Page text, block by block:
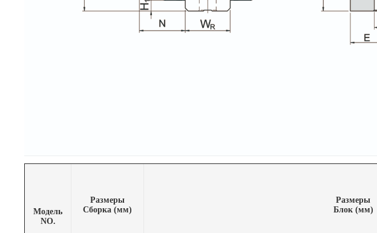
Модель
NO.
Размеры
Сборка (мм)
Размеры
Блок (мм)